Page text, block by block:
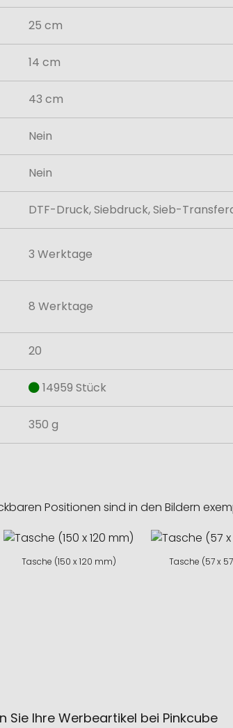
25 cm
14 cm
43 cm
Nein
Nein
DTF-Druck, Siebdruck, Sieb-
3 Werktage
8 Werktage
20
14959 Stück
350 g
Positionen sind in den Bildern
Tasche (150 x 120 mm) Tasche (57 x
Sie Ihre Werbeartikel bei Pinkcube